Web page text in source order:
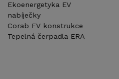
Ekoenergetyka EV
nabíječky
Corab FV konstrukce
Tepelná čerpadla ERA